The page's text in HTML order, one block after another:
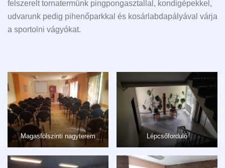
felszerelt tornatermünk pingpongasztallal, kondigépekkel,
udvarunk pedig pihenőparkkal és kosárlabdapályával várja
a sportolni vágyókat.
Magasfölszinti nagyterem Lépcsőforduló